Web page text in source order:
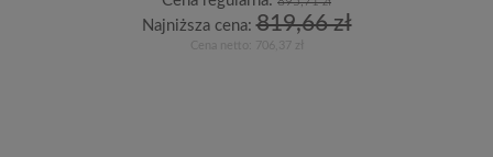
Najniższa cena:819,66 zł
706,37 zł